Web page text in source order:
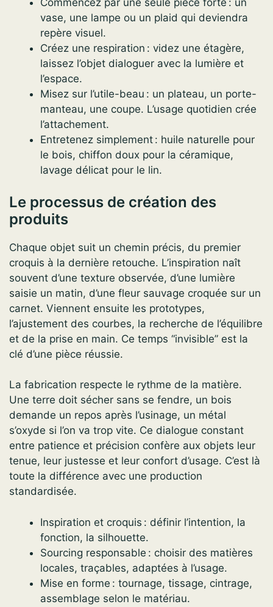
Commencez par une seule pièce forte : un
vase, une lampe ou un plaid qui deviendra
repère visuel.
Créez une respiration : videz une étagère,
laissez l’objet dialoguer avec la lumière et
l’espace.
Misez sur l’utile-beau : un plateau, un porte-
manteau, une coupe. L’usage quotidien crée
l’attachement.
Entretenez simplement : huile naturelle pour
le bois, chiffon doux pour la céramique,
lavage délicat pour le lin.
Le processus de création des
produits
Chaque objet suit un chemin précis, du premier
croquis à la dernière retouche. L’inspiration naît
souvent d’une texture observée, d’une lumière
saisie un matin, d’une fleur sauvage croquée sur un
carnet. Viennent ensuite les prototypes,
l’ajustement des courbes, la recherche de l’équilibre
et de la prise en main. Ce temps “invisible” est la
clé d’une pièce réussie.
La fabrication respecte le rythme de la matière.
Une terre doit sécher sans se fendre, un bois
demande un repos après l’usinage, un métal
s’oxyde si l’on va trop vite. Ce dialogue constant
entre patience et précision confère aux objets leur
tenue, leur justesse et leur confort d’usage. C’est là
toute la différence avec une production
standardisée.
Inspiration et croquis : définir l’intention, la
fonction, la silhouette.
Sourcing responsable : choisir des matières
locales, traçables, adaptées à l’usage.
Mise en forme : tournage, tissage, cintrage,
assemblage selon le matériau.